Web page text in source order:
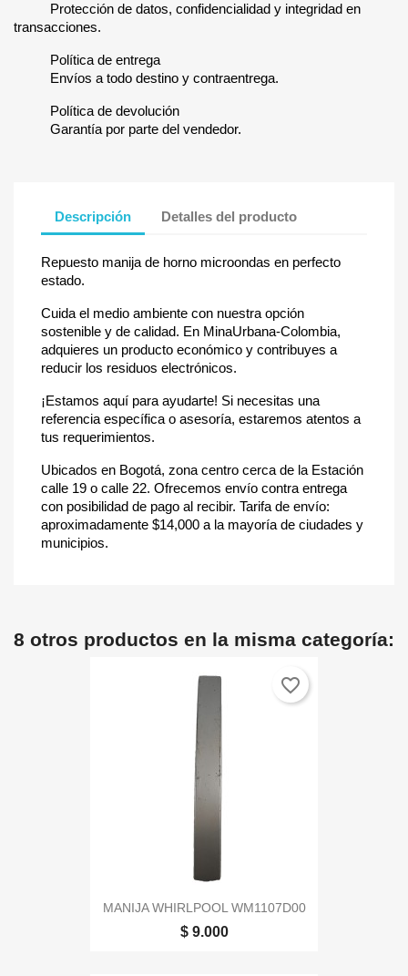
Protección de datos, confidencialidad y integridad en
transacciones.
Política de entrega
Envíos a todo destino y contraentrega.
Política de devolución
Garantía por parte del vendedor.
Descripción Detalles del producto
Repuesto manija de horno microondas en perfecto
estado.
Cuida el medio ambiente con nuestra opción
sostenible y de calidad. En MinaUrbana-Colombia,
adquieres un producto económico y contribuyes a
reducir los residuos electrónicos.
¡Estamos aquí para ayudarte! Si necesitas una
referencia específica o asesoría, estaremos atentos a
tus requerimientos.
Ubicados en Bogotá, zona centro cerca de la Estación
calle 19 o calle 22. Ofrecemos envío contra entrega
con posibilidad de pago al recibir. Tarifa de envío:
aproximadamente $14,000 a la mayoría de ciudades y
municipios.
8 otros productos en la misma categoría:
MANIJA WHIRLPOOL WM1107D00
$ 9.000
favorite_border